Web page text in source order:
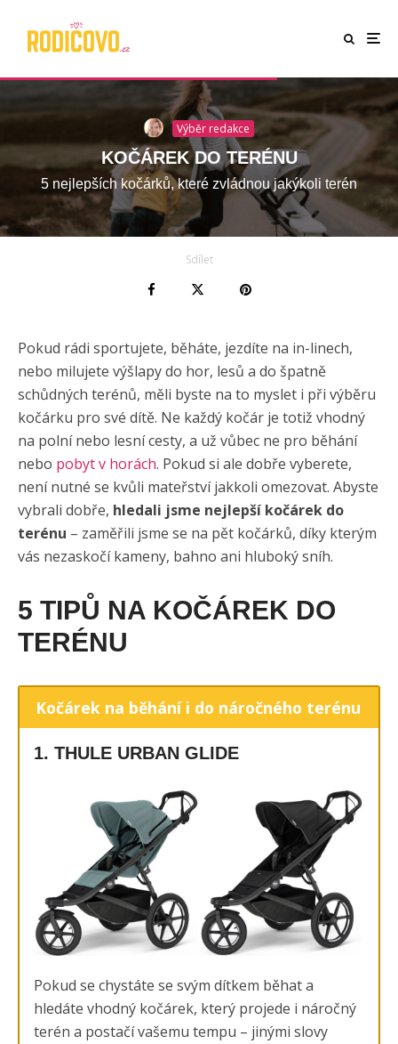
Výběr redakce
KOČÁREK DO TERÉNU
5 nejlepších kočárků, které zvládnou jakýkoli terén
Sdílet
Pokud rádi sportujete, běháte, jezdíte na in-linech,
nebo milujete výšlapy do hor, lesů a do špatně
schůdných terénů, měli byste na to myslet i při výběru
kočárku pro své dítě. Ne každý kočár je totiž vhodný
na polní nebo lesní cesty, a už vůbec ne pro běhání
nebo pobyt v horách. Pokud si ale dobře vyberete,
není nutné se kvůli mateřství jakkoli omezovat. Abyste
vybrali dobře, hledali jsme nejlepší kočárek do
terénu – zaměřili jsme se na pět kočárků, díky kterým
vás nezaskočí kameny, bahno ani hluboký sníh.
5 TIPŮ NA KOČÁREK DO
TERÉNU
Kočárek na běhání i do náročného terénu
1. THULE URBAN GLIDE
Pokud se chystáte se svým dítkem běhat a
hledáte vhodný kočárek, který projede i náročný
terén a postačí vašemu tempu – jinými slovy